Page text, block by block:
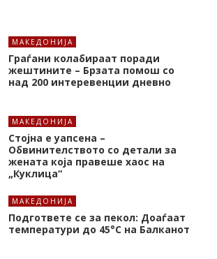
МАКЕДОНИЈА
Граѓани колабираат поради
жештините – Брзата помош со
над 200 интеревенции дневно
МАКЕДОНИЈА
Стојна е уапсена –
Обвинителството со детали за
жената која правеше хаос на
„Куклица“
МАКЕДОНИЈА
Подгответе се за пекол: Доаѓаат
температури до 45°C на Балканот